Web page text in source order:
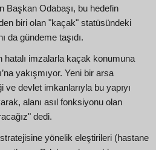
Başkan Odabaşı, bu hedefin
biri olan "kaçak" statüsündeki
da gündeme taşıdı.
hatalı imzalarla kaçak konumuna
yakışmıyor. Yeni bir arsa
ve devlet imkanlarıyla bu yapıyı
alanı asıl fonksiyonu olan
dedi.
yönelik eleştirileri (hastane